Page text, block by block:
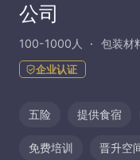
公司
100-1000人 包装材
企业认证
五险 提供食宿
免费培训 晋升空